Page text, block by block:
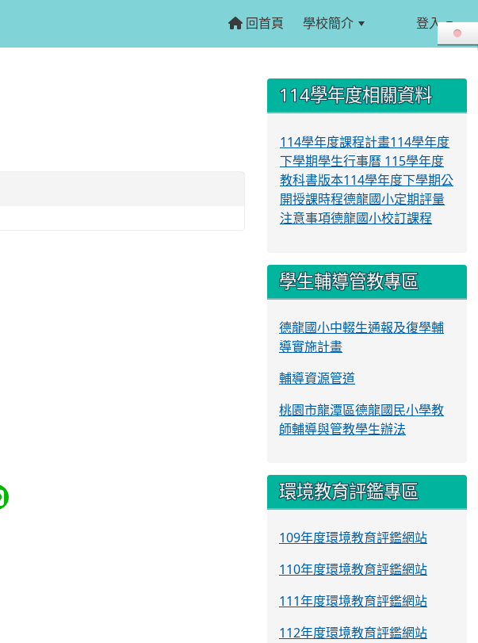
回首頁 學校簡介 登入
::: 114學年度相關資料
114學年度課程計畫114學年度
下學期學生行事曆 115學年度
教科書版本114學年度下學期公
開授課時程德龍國小定期評量
注意事項德龍國小校訂課程
學生輔導管教專區
德龍國小中輟生通報及復學輔
導實施計畫
輔導資源管道
桃園市龍潭區德龍國民小學教
師輔導與管教學生辦法
環境教育評鑑專區
109年度環境教育評鑑網站
110年度環境教育評鑑網站
111年度環境教育評鑑網站
112年度環境教育評鑑網站